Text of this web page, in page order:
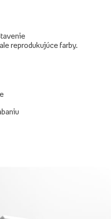
reprodukujúce farby.